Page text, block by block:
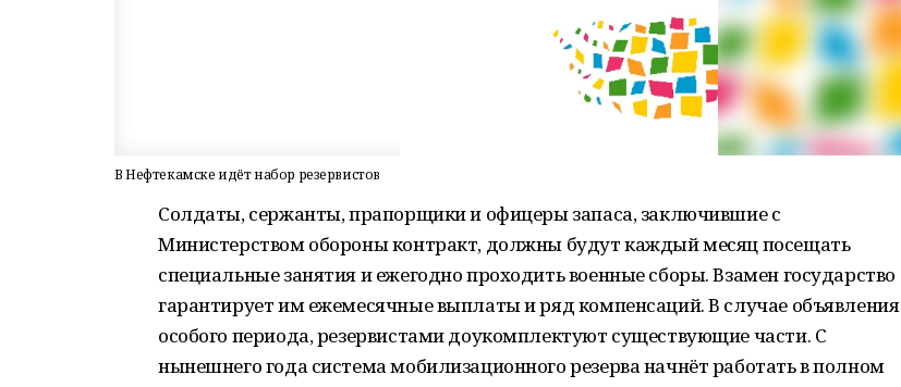
В Нефтекамске идёт набор резервистов
Солдаты, сержанты, прапорщики и офицеры запаса, заключившие с
Министерством обороны контракт, должны будут каждый месяц посещать
специальные занятия и ежегодно проходить военные сборы. Взамен государство
гарантирует им ежемесячные выплаты и ряд компенсаций. В случае объявления
особого периода, резервистами доукомплектуют существующие части. С
нынешнего года система мобилизационного резерва начнёт работать в полном